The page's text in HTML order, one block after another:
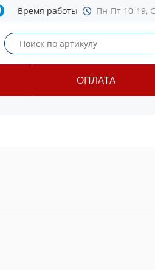
Время работы Пн-Пт 10-19,
ОПЛАТА